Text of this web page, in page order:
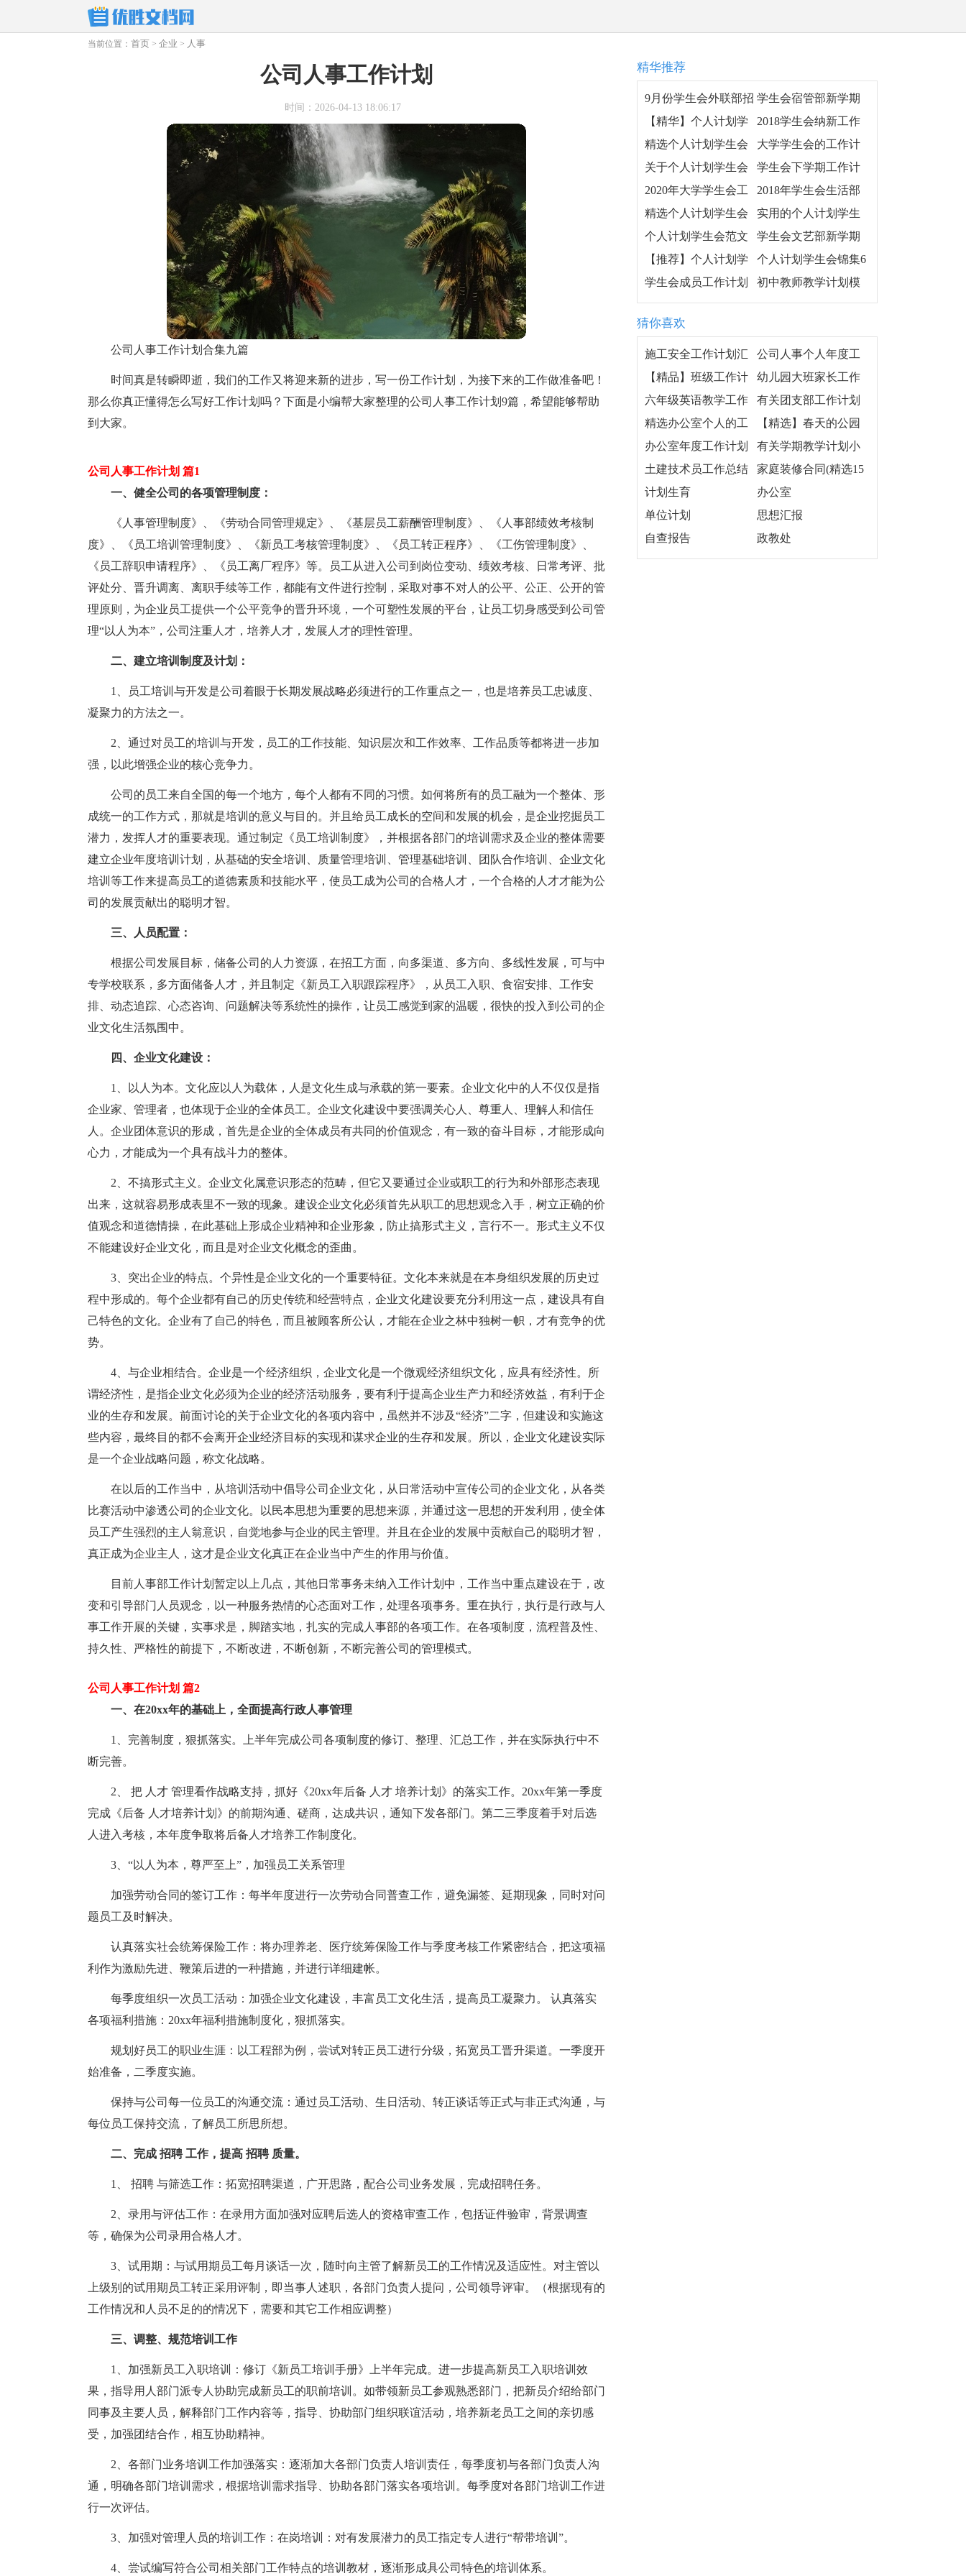
当前位置： 首页 > 企业 > 人事
公司人事工作计划
时间：2026-04-13 18:06:17
公司人事工作计划合集九篇
时间真是转瞬即逝，我们的工作又将迎来新的进步，写一份工作计划，为接下来的工作做准备吧！
那么你真正懂得怎么写好工作计划吗？下面是小编帮大家整理的公司人事工作计划9篇，希望能够帮助
到大家。
公司人事工作计划 篇1
一、健全公司的各项管理制度：
《人事管理制度》、《劳动合同管理规定》、《基层员工薪酬管理制度》、《人事部绩效考核制
度》、《员工培训管理制度》、《新员工考核管理制度》、《员工转正程序》、《工伤管理制度》、
《员工辞职申请程序》、《员工离厂程序》等。员工从进入公司到岗位变动、绩效考核、日常考评、批
评处分、晋升调离、离职手续等工作，都能有文件进行控制，采取对事不对人的公平、公正、公开的管
理原则，为企业员工提供一个公平竞争的晋升环境，一个可塑性发展的平台，让员工切身感受到公司管
理“以人为本”，公司注重人才，培养人才，发展人才的理性管理。
二、建立培训制度及计划：
1、员工培训与开发是公司着眼于长期发展战略必须进行的工作重点之一，也是培养员工忠诚度、
凝聚力的方法之一。
2、通过对员工的培训与开发，员工的工作技能、知识层次和工作效率、工作品质等都将进一步加
强，以此增强企业的核心竞争力。
公司的员工来自全国的每一个地方，每个人都有不同的习惯。如何将所有的员工融为一个整体、形
成统一的工作方式，那就是培训的意义与目的。并且给员工成长的空间和发展的机会，是企业挖掘员工
潜力，发挥人才的重要表现。通过制定《员工培训制度》，并根据各部门的培训需求及企业的整体需要
建立企业年度培训计划，从基础的安全培训、质量管理培训、管理基础培训、团队合作培训、企业文化
培训等工作来提高员工的道德素质和技能水平，使员工成为公司的合格人才，一个合格的人才才能为公
司的发展贡献出的聪明才智。
三、人员配置：
根据公司发展目标，储备公司的人力资源，在招工方面，向多渠道、多方向、多线性发展，可与中
专学校联系，多方面储备人才，并且制定《新员工入职跟踪程序》，从员工入职、食宿安排、工作安
排、动态追踪、心态咨询、问题解决等系统性的操作，让员工感觉到家的温暖，很快的投入到公司的企
业文化生活氛围中。
四、企业文化建设：
1、以人为本。文化应以人为载体，人是文化生成与承载的第一要素。企业文化中的人不仅仅是指
企业家、管理者，也体现于企业的全体员工。企业文化建设中要强调关心人、尊重人、理解人和信任
人。企业团体意识的形成，首先是企业的全体成员有共同的价值观念，有一致的奋斗目标，才能形成向
心力，才能成为一个具有战斗力的整体。
2、不搞形式主义。企业文化属意识形态的范畴，但它又要通过企业或职工的行为和外部形态表现
出来，这就容易形成表里不一致的现象。建设企业文化必须首先从职工的思想观念入手，树立正确的价
值观念和道德情操，在此基础上形成企业精神和企业形象，防止搞形式主义，言行不一。形式主义不仅
不能建设好企业文化，而且是对企业文化概念的歪曲。
3、突出企业的特点。个异性是企业文化的一个重要特征。文化本来就是在本身组织发展的历史过
程中形成的。每个企业都有自己的历史传统和经营特点，企业文化建设要充分利用这一点，建设具有自
己特色的文化。企业有了自己的特色，而且被顾客所公认，才能在企业之林中独树一帜，才有竞争的优
势。
4、与企业相结合。企业是一个经济组织，企业文化是一个微观经济组织文化，应具有经济性。所
谓经济性，是指企业文化必须为企业的经济活动服务，要有利于提高企业生产力和经济效益，有利于企
业的生存和发展。前面讨论的关于企业文化的各项内容中，虽然并不涉及“经济”二字，但建设和实施这
些内容，最终目的都不会离开企业经济目标的实现和谋求企业的生存和发展。所以，企业文化建设实际
是一个企业战略问题，称文化战略。
在以后的工作当中，从培训活动中倡导公司企业文化，从日常活动中宣传公司的企业文化，从各类
比赛活动中渗透公司的企业文化。以民本思想为重要的思想来源，并通过这一思想的开发利用，使全体
员工产生强烈的主人翁意识，自觉地参与企业的民主管理。并且在企业的发展中贡献自己的聪明才智，
真正成为企业主人，这才是企业文化真正在企业当中产生的作用与价值。
目前人事部工作计划暂定以上几点，其他日常事务未纳入工作计划中，工作当中重点建设在于，改
变和引导部门人员观念，以一种服务热情的心态面对工作，处理各项事务。重在执行，执行是行政与人
事工作开展的关键，实事求是，脚踏实地，扎实的完成人事部的各项工作。在各项制度，流程普及性、
持久性、严格性的前提下，不断改进，不断创新，不断完善公司的管理模式。
公司人事工作计划 篇2
一、在20xx年的基础上，全面提高行政人事管理
1、完善制度，狠抓落实。上半年完成公司各项制度的修订、整理、汇总工作，并在实际执行中不
断完善。
2、 把 人才 管理看作战略支持，抓好《20xx年后备 人才 培养计划》的落实工作。20xx年第一季度
完成《后备 人才培养计划》的前期沟通、磋商，达成共识，通知下发各部门。第二三季度着手对后选
人进入考核，本年度争取将后备人才培养工作制度化。
3、“以人为本，尊严至上”，加强员工关系管理
加强劳动合同的签订工作：每半年度进行一次劳动合同普查工作，避免漏签、延期现象，同时对问
题员工及时解决。
认真落实社会统筹保险工作：将办理养老、医疗统筹保险工作与季度考核工作紧密结合，把这项福
利作为激励先进、鞭策后进的一种措施，并进行详细建帐。
每季度组织一次员工活动：加强企业文化建设，丰富员工文化生活，提高员工凝聚力。 认真落实
各项福利措施：20xx年福利措施制度化，狠抓落实。
规划好员工的职业生涯：以工程部为例，尝试对转正员工进行分级，拓宽员工晋升渠道。一季度开
始准备，二季度实施。
保持与公司每一位员工的沟通交流：通过员工活动、生日活动、转正谈话等正式与非正式沟通，与
每位员工保持交流，了解员工所思所想。
二、完成 招聘 工作，提高 招聘 质量。
1、 招聘 与筛选工作：拓宽招聘渠道，广开思路，配合公司业务发展，完成招聘任务。
2、录用与评估工作：在录用方面加强对应聘后选人的资格审查工作，包括证件验审，背景调查
等，确保为公司录用合格人才。
3、试用期：与试用期员工每月谈话一次，随时向主管了解新员工的工作情况及适应性。对主管以
上级别的试用期员工转正采用评制，即当事人述职，各部门负责人提问，公司领导评审。（根据现有的
工作情况和人员不足的的情况下，需要和其它工作相应调整）
三、调整、规范培训工作
1、加强新员工入职培训：修订《新员工培训手册》上半年完成。进一步提高新员工入职培训效
果，指导用人部门派专人协助完成新员工的职前培训。如带领新员工参观熟悉部门，把新员介绍给部门
同事及主要人员，解释部门工作内容等，指导、协助部门组织联谊活动，培养新老员工之间的亲切感
受，加强团结合作，相互协助精神。
2、各部门业务培训工作加强落实：逐渐加大各部门负责人培训责任，每季度初与各部门负责人沟
通，明确各部门培训需求，根据培训需求指导、协助各部门落实各项培训。每季度对各部门培训工作进
行一次评估。
3、加强对管理人员的培训工作：在岗培训：对有发展潜力的员工指定专人进行“帮带培训”。
4、尝试编写符合公司相关部门工作特点的培训教材，逐渐形成具公司特色的培训体系。
精华推荐
9月份学生会外联部招
新工作计划
学生会宿管部新学期
工作计划,学生会宿管
部新学期个人工作计
划安排
【精华】个人计划学
生会模板集合10篇
2018学生会纳新工作
计划
精选个人计划学生会
模板集合8篇
大学学生会的工作计
划模板
关于个人计划学生会
范文汇总5篇
学生会下学期工作计
划范本
2020年大学学生会工
作计划
2018年学生会生活部
工作计划最新版
精选个人计划学生会
锦集8篇
实用的个人计划学生
会汇编6篇
个人计划学生会范文
锦集十篇
学生会文艺部新学期
活动计划
【推荐】个人计划学
生会汇总八篇
个人计划学生会锦集6
篇
学生会成员工作计划
格式
初中教师教学计划模
板合集7篇
猜你喜欢
施工安全工作计划汇
编5篇
公司人事个人年度工
作计划精选14篇
【精品】班级工作计
划集锦九篇
幼儿园大班家长工作
计划
六年级英语教学工作
总结15篇
有关团支部工作计划
模板集合八篇
精选办公室个人的工
作计划汇总九篇
【精选】春天的公园
二年级作文3篇
办公室年度工作计划
合集九篇
有关学期教学计划小
班范文六篇
土建技术员工作总结
家庭装修合同(精选15
篇)
计划生育
办公室
单位计划
思想汇报
自查报告
政教处